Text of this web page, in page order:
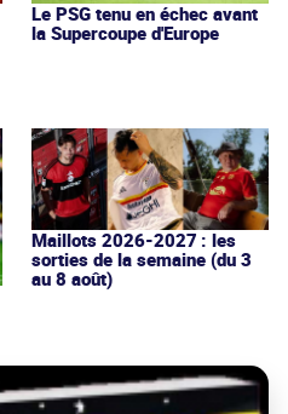
Le PSG tenu en échec avant
la Supercoupe d'Europe
Maillots 2026-2027 : les
sorties de la semaine (du 3
au 8 août)